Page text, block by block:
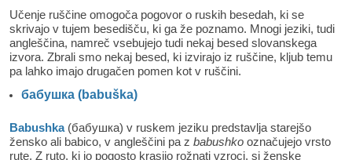
Učenje ruščine omogoča pogovor o ruskih besedah, ki se
skrivajo v tujem besedišču, ki ga že poznamo. Mnogi jeziki, tudi
angleščina, namreč vsebujejo tudi nekaj besed slovanskega
izvora. Zbrali smo nekaj besed, ki izvirajo iz ruščine, kljub temu
pa lahko imajo drugačen pomen kot v ruščini.
бабушка (babuška)
Babushka (бабушка) v ruskem jeziku predstavlja starejšo
žensko ali babico, v angleščini pa z babushko označujejo vrsto
rute. Z ruto, ki jo pogosto krasijo rožnati vzroci, si ženske